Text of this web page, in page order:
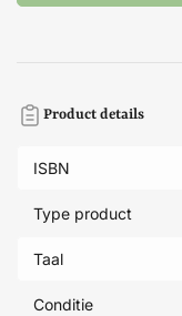
Product details
ISBN
Type product
Taal
Conditie